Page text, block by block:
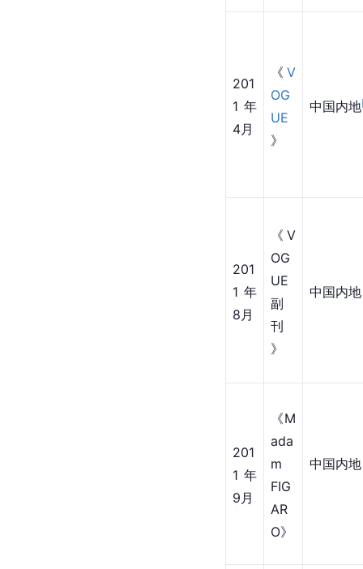
201
1年
4月
《 V
OG
UE
》
中国内地
201
1年
8月
《V
OG
UE
副
刊
》
中国内地
201
1年
9月
《M
ada
m
FIG
AR
O》
中国内地